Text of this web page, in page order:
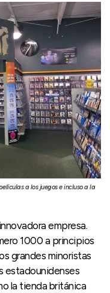
a los juegos e incluso a la
empresa.
1000 a principios
grandes minoristas
estadounidenses
la tienda británica